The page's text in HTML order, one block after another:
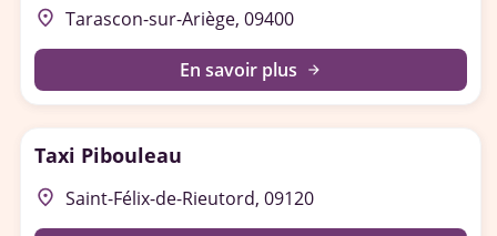
place Tarascon-sur-Ariège, 09400
En savoir plus arrow_forward
Taxi Pibouleau
place Saint-Félix-de-Rieutord, 09120